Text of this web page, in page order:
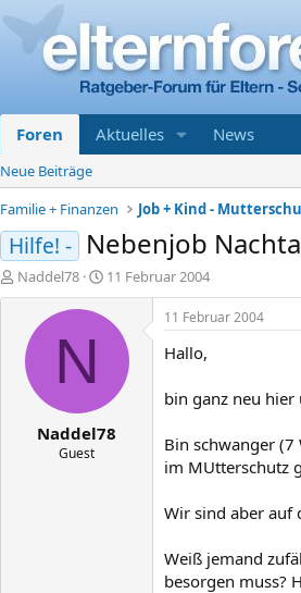
Foren Aktuelles News
Neue Beiträge
Familie + Finanzen
Job + Kind -
Hilfe! - Nebenjob
E
r
Naddel78
E
r
s
a
11 Februar 2004
N
Naddel78
Guest
11 Februar 2004
Hallo,
bin ganz neu hier
Bin schwanger (7
im MUtterschutz
Wir sind aber auf
Weiß jemand
besorgen muss?